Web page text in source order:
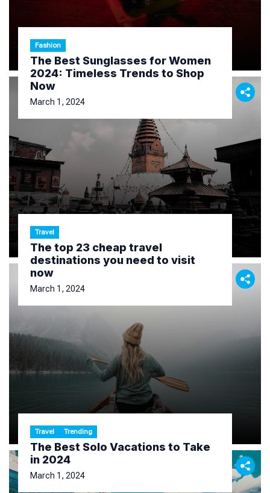
Fashion
The Best Sunglasses for Women
2024: Timeless Trends to Shop
Now
March 1, 2024
Travel
The top 23 cheap travel
destinations you need to visit
now
March 1, 2024
Travel Trending
The Best Solo Vacations to Take
in 2024
March 1, 2024